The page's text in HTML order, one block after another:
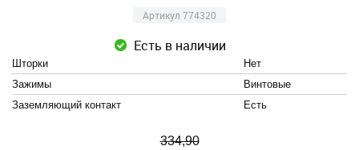
Артикул 774320
Есть в наличии
Шторки
Нет
Зажимы
Винтовые
Заземляющий контакт
Есть
334,90